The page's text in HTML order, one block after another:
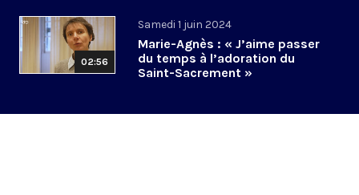
02:56
Samedi 1 juin 2024
Marie-Agnès : « J’aime passer
du temps à l’adoration du
Saint-Sacrement »